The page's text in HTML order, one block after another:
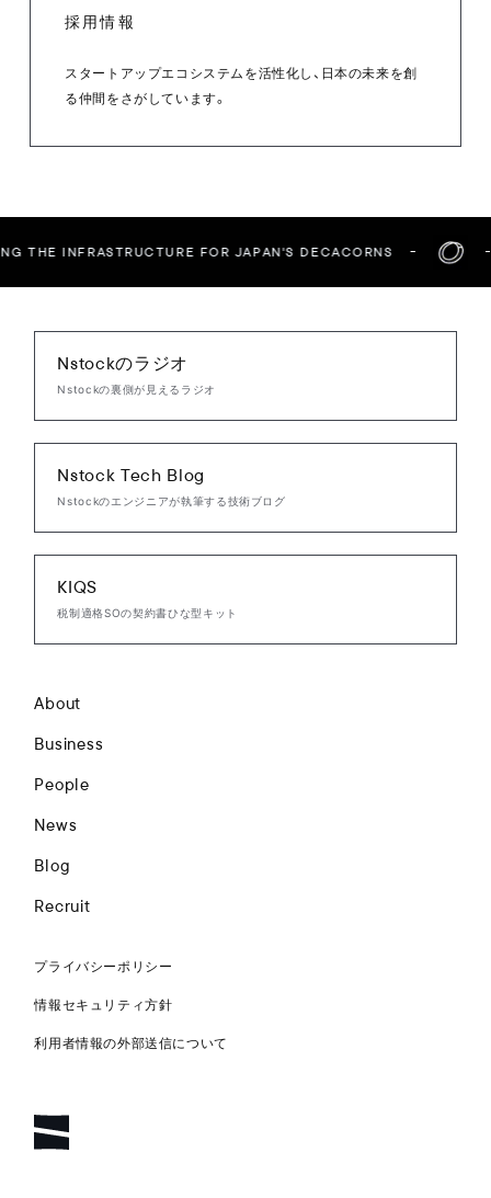
採用情報
スタートアップエコシステムを活性化し、日本の未来を創
る仲間をさがしています。
THE INFRASTRUCTURE FOR JAPAN'S DECACORNS
About
Business
People
News
Blog
Recruit
プライバシーポリシー
情報セキュリティ方針
利用者情報の外部送信について
Nstockのラジオ
Nstockの裏側が見えるラジオ
Nstock Tech Blog
Nstockのエンジニアが執筆する技術ブログ
KIQS
税制適格SOの契約書ひな型キット